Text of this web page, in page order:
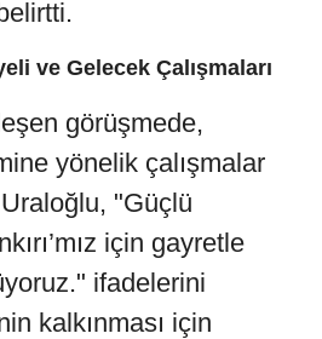
ve Gelecek Çalışmaları
görüşmede,
yönelik çalışmalar
"Güçlü
için gayretle
ifadelerini
kalkınması için